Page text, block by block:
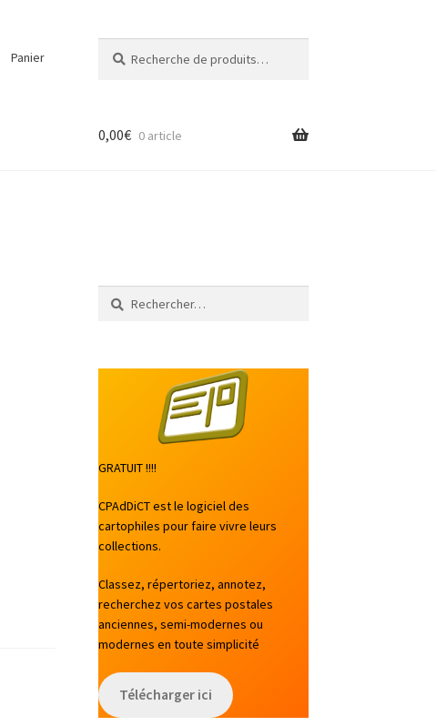
Panier
pour :
0,00€ 0 article
Rechercher :
GRATUIT !!!!
CPAdDiCT est le logiciel des
cartophiles pour faire vivre leurs
collections.
Classez, répertoriez, annotez,
recherchez vos cartes postales
anciennes, semi-modernes ou
modernes en toute simplicité
Télécharger ici